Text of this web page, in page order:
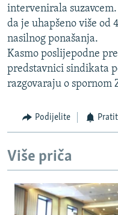
intervenirala
da je uhapšeno više od
nasilnog ponašanja.
Kasmo poslijepodne
predstavnici sindikata
razgovaraju o spornom
Podijelite
Više priča